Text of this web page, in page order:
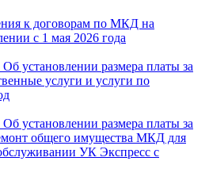
к договорам по МКД на
с 1 мая 2026 года
установлении размера платы за
услуги и услуги по
установлении размера платы за
общего имущества МКД для
УК Экспресс с